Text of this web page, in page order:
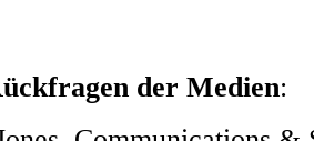
der Medien